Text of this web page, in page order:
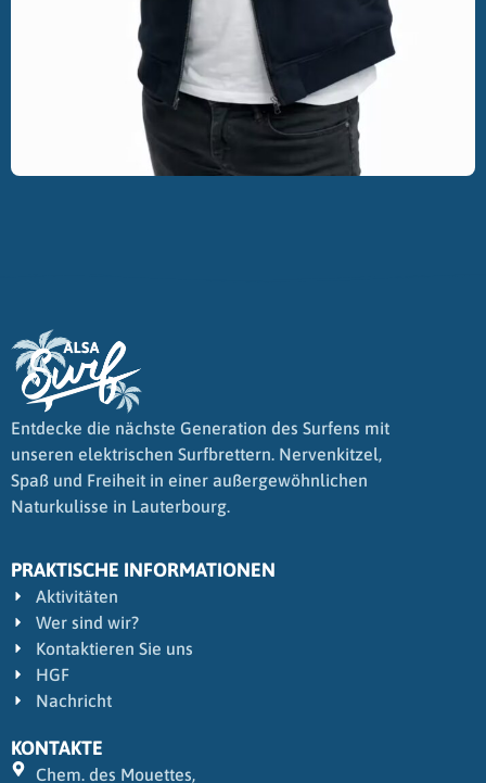
Entdecke die nächste Generation des Surfens mit
unseren elektrischen Surfbrettern. Nervenkitzel,
Spaß und Freiheit in einer außergewöhnlichen
Naturkulisse in Lauterbourg.
PRAKTISCHE INFORMATIONEN
Aktivitäten
Wer sind wir?
Kontaktieren Sie uns
HGF
Nachricht
KONTAKTE
Chem. des Mouettes,